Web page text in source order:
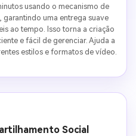
usando o mecanismo de
uma entrega suave
ao tempo. Isso torna a criação
e fácil de gerenciar. Ajuda a
estilos e formatos de vídeo.
Social